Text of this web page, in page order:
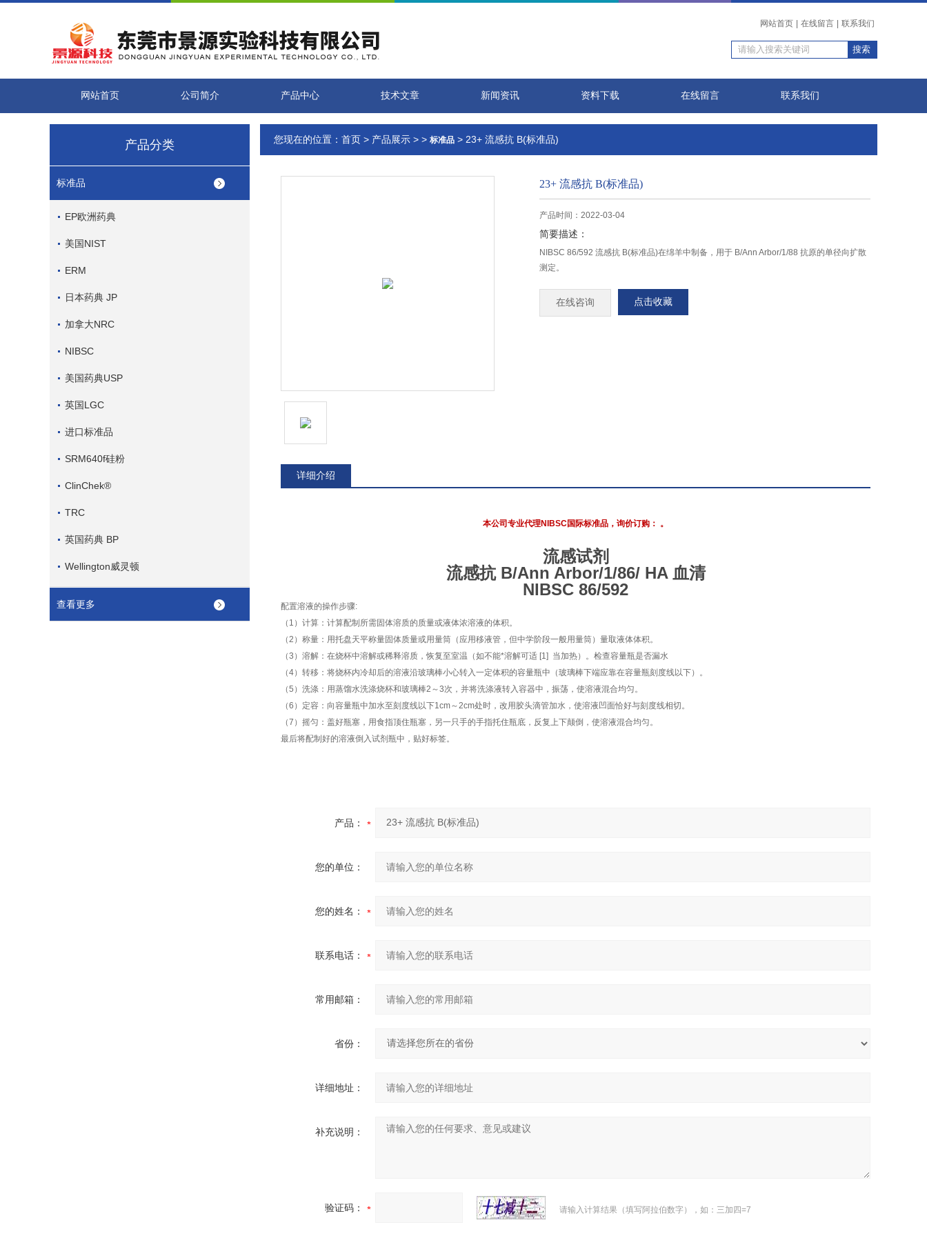
网站首页 在线留言 联系我们
网站首页 公司简介 产品中心 技术文章 新闻资讯 资料下载 在线留言 联系我们
产品分类
标准品
EP欧洲药典
美国NIST
ERM
日本药典 JP
加拿大NRC
NIBSC
美国药典USP
英国LGC
进口标准品
SRM640f硅粉
ClinChek®
TRC
英国药典 BP
Wellington威灵顿
查看更多
您现在的位置： 首页 > 产品展示 > > 标准品 > 23+ 流感抗 B(标准品)
23+ 流感抗 B(标准品)
产品时间：2022-03-04
简要描述：
NIBSC 86/592 流感抗 B(标准品)在绵羊中制备，用于 B/Ann Arbor/1/88 抗原的单径向扩散
测定。
在线咨询 点击收藏
详细介绍
本公司专业代理NIBSC国际标准品，询价订购： 。
流感试剂
流感抗 B/Ann Arbor/1/86/ HA 血清
NIBSC 86/592
配置溶液的操作步骤:
（1）计算：计算配制所需固体溶质的质量或液体浓溶液的体积。
（2）称量：用托盘天平称量固体质量或用量筒（应用移液管，但中学阶段一般用量筒）量取液体体积。
（3）溶解：在烧杯中溶解或稀释溶质，恢复至室温（如不能*溶解可适 [1] 当加热）。检查容量瓶是否漏水
（4）转移：将烧杯内冷却后的溶液沿玻璃棒小心转入一定体积的容量瓶中（玻璃棒下端应靠在容量瓶刻度线以下）。
（5）洗涤：用蒸馏水洗涤烧杯和玻璃棒2～3次，并将洗涤液转入容器中，振荡，使溶液混合均匀。
（6）定容：向容量瓶中加水至刻度线以下1cm～2cm处时，改用胶头滴管加水，使溶液凹面恰好与刻度线相切。
（7）摇匀：盖好瓶塞，用食指顶住瓶塞，另一只手的手指托住瓶底，反复上下颠倒，使溶液混合均匀。
最后将配制好的溶液倒入试剂瓶中，贴好标签。
产品：
您的单位：
您的姓名：
联系电话：
常用邮箱：
省份：
详细地址：
补充说明：
验证码： 请输入计算结果（填写阿拉伯数字），如：三加四=7